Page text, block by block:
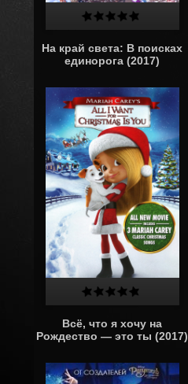
На край света: В поисках
единорога (2017)
Всё, что я хочу на
Рождество — это ты (2017)